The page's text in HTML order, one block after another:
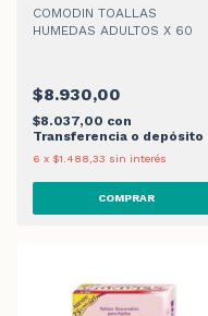
COMODIN TOALLAS
HUMEDAS ADULTOS X 60
$8.930,00
$8.037,00 con
Transferencia o depósito
6 x $1.488,33 sin interés